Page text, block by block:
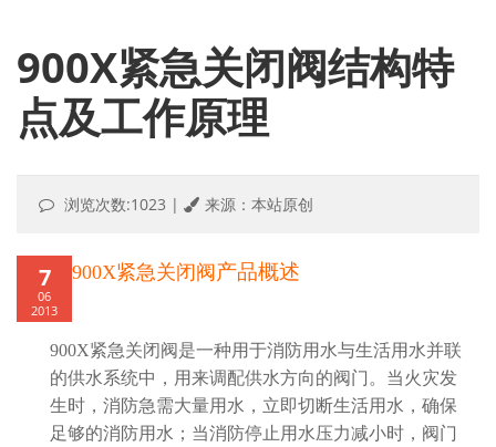
900X紧急关闭阀结构特
点及工作原理
浏览次数:1023 | 来源：本站原创
7
06
2013
900X紧急关闭阀 产品概述
900X紧急关闭阀是一种用于消防用水与生活用水并联
的供水系统中，用来调配供水方向的阀门。当火灾发
生时，消防急需大量用水，立即切断生活用水，确保
足够的消防用水；当消防停止用水压力减小时，阀门